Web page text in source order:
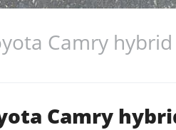
Camry hybrid
Camry